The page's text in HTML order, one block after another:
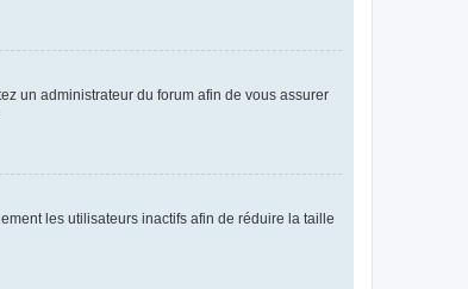
un administrateur du forum afin de vous assurer
les utilisateurs inactifs afin de réduire la taille